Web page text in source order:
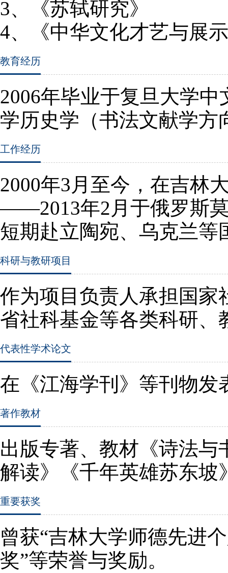
3、《苏轼研究》
4、《中华文化才艺与展
教育经历
2006年毕业于复旦大学中
学历史学（书法文献学方
工作经历
2000年3 月至今，在吉林
——2013年2 月于俄罗斯
短期赴立陶宛、乌克兰等
科研与教研项目
作为项目负责人承担国家
省社科基金等各类科研、
代表性学术论文
在《江海学刊》等刊物发
著作教材
出版专著、教材《诗法
解读》《千年英雄苏东坡
重要获奖
曾获“吉林大学师德先进
奖”等荣誉与奖励。